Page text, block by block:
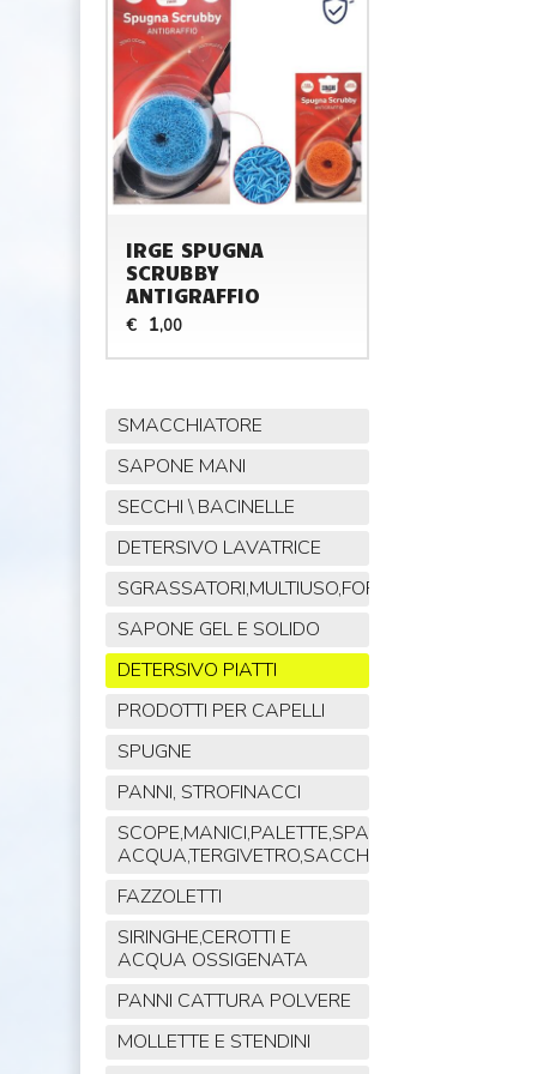
IRGE SPUGNA
SCRUBBY
ANTIGRAFFIO
€ 1,00
SMACCHIATORE
SAPONE MANI
SECCHI \ BACINELLE
DETERSIVO LAVATRICE
SAPONE GEL E SOLIDO
DETERSIVO PIATTI
PRODOTTI PER CAPELLI
SPUGNE
PANNI, STROFINACCI
SCOPE,MANICI,PALETTE,SPAZZOLE,TIRA
ACQUA,TERGIVETRO,SACCHI,MOP
FAZZOLETTI
SIRINGHE,CEROTTI E
ACQUA OSSIGENATA
PANNI CATTURA POLVERE
MOLLETTE E STENDINI